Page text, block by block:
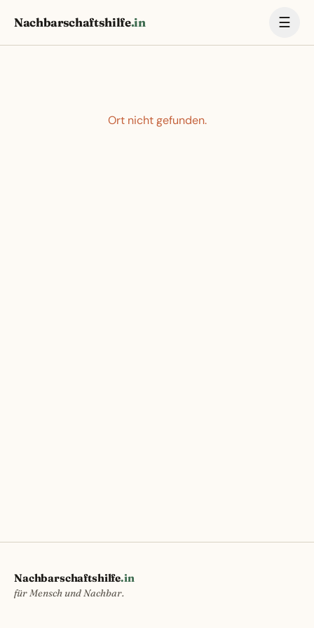
Nachbarschaftshilfe.in ☰
Ort nicht gefunden.
Nachbarschaftshilfe.in
für Mensch und Nachbar.